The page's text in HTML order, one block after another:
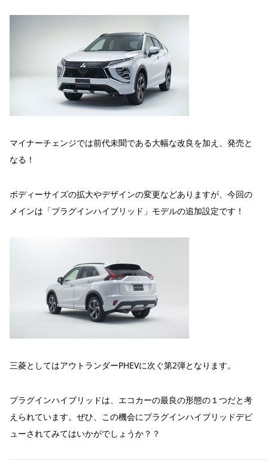
マイナーチェンジでは前代未聞である大幅な改良を加え、発売と
なる！
ボディーサイズの拡大やデザインの変更などありますが、今回の
メインは「プラグインハイブリッド」モデルの追加設定です！
三菱としてはアウトランダーPHEVに次ぐ第2弾となります。
プラグインハイブリッドは、エコカーの最良の形態の１つだと考
えられています。ぜひ、この機会にプラグインハイブリッドデビ
ューされてみてはいかがでしょうか？？